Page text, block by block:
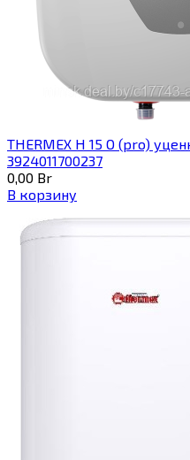
THERMEX H 15 O (pro)
3924011700237
0,00 Br
В корзину